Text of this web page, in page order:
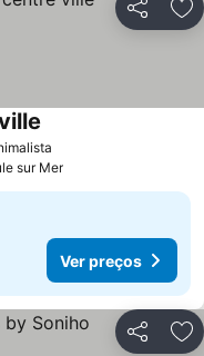
Partilhar
sur Mer
Ver preços
Partilhar